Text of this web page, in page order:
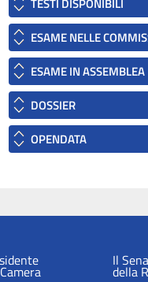
ESAME NELLE
ESAME IN ASSEMBLEA
DOSSIER
OPENDATA
Il
della